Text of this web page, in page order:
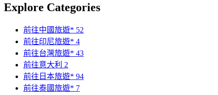
Explore Categories
前往中國旅遊* 52
前往印尼旅遊* 4
前往台灣旅遊* 43
前往意大利 2
前往日本旅遊* 94
前往泰國旅遊* 7